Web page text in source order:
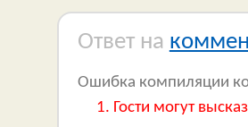
Ответ на
Ошибка компиляции
Гости могут